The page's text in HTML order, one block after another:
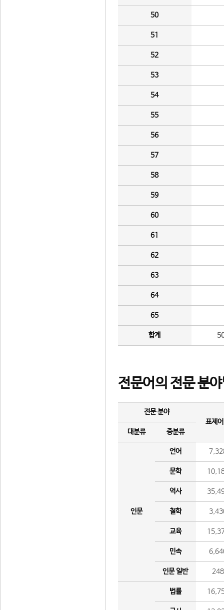
50
51
52
53
54
55
56
57
58
59
60
61
62
63
64
65
합계
전문어의 전문 분
전문 분야
표제
대분류
중분류
인문
언어
문학
역사
철학
교육
민속
인문 일반 248
법률